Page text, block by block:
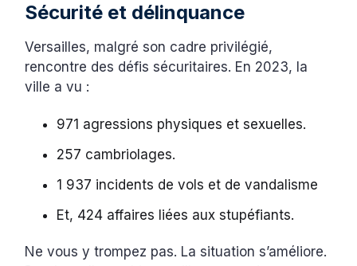
Sécurité et délinquance
Versailles, malgré son cadre privilégié,
rencontre des défis sécuritaires. En 2023, la
ville a vu :
971 agressions physiques et sexuelles.
257 cambriolages.
1 937 incidents de vols et de vandalisme
Et, 424 affaires liées aux stupéfiants.
Ne vous y trompez pas. La situation s’améliore.